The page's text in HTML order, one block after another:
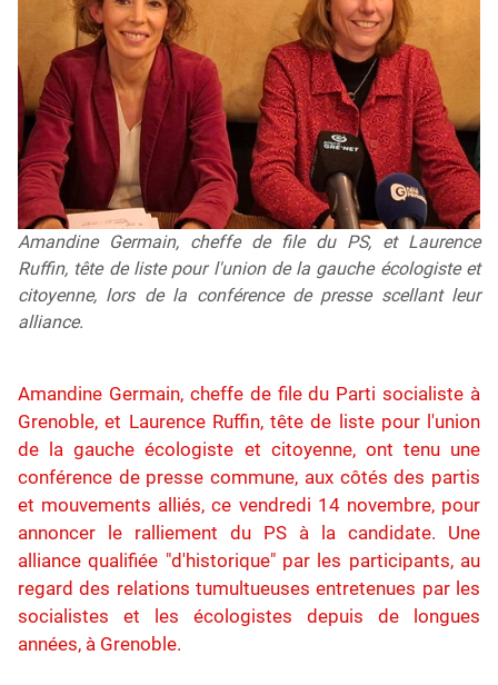
Amandine Germain, cheffe de file du PS, et Laurence
Ruffin, tête de liste pour l'union de la gauche écologiste et
citoyenne, lors de la conférence de presse scellant leur
alliance.
Amandine Germain, cheffe de file du Parti socialiste à
Grenoble, et Laurence Ruffin, tête de liste pour l'union
de la gauche écologiste et citoyenne, ont tenu une
conférence de presse commune, aux côtés des partis
et mouvements alliés, ce vendredi 14 novembre, pour
annoncer le ralliement du PS à la candidate. Une
alliance qualifiée "d'historique" par les participants, au
regard des relations tumultueuses entretenues par les
socialistes et les écologistes depuis de longues
années, à Grenoble.